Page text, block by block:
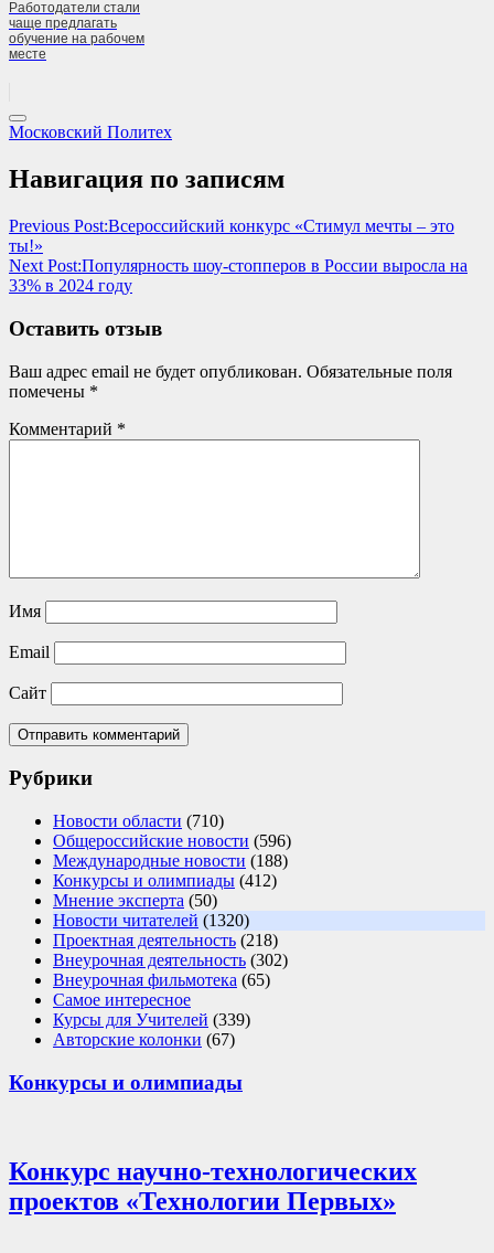
Работодатели стали
чаще предлагать
обучение на рабочем
месте
Московский Политех
Навигация по записям
Previous Post:Всероссийский конкурс «Стимул мечты – это
ты!»
Next Post:Популярность шоу-стопперов в России выросла на
33% в 2024 году
Оставить отзыв
Ваш адрес email не будет опубликован. Обязательные поля
помечены *
Комментарий *
Имя
Email
Сайт
Рубрики
Новости области (710)
Общероссийские новости (596)
Международные новости (188)
Конкурсы и олимпиады (412)
Мнение эксперта (50)
Новости читателей (1320)
Проектная деятельность (218)
Внеурочная деятельность (302)
Внеурочная фильмотека (65)
Самое интересное
Курсы для Учителей (339)
Авторские колонки (67)
Конкурсы и олимпиады
Конкурс научно-технологических
проектов «Технологии Первых»